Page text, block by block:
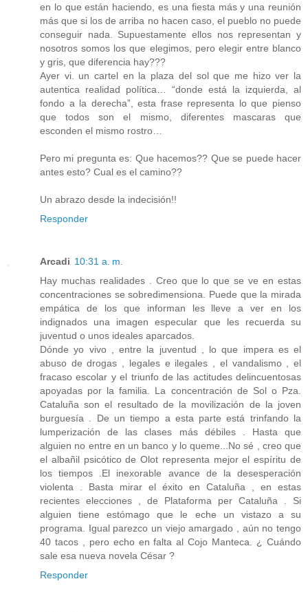
en lo que están haciendo, es una fiesta más y una reunión
más que si los de arriba no hacen caso, el pueblo no puede
conseguir nada. Supuestamente ellos nos representan y
nosotros somos los que elegimos, pero elegir entre blanco
y gris, que diferencia hay???
Ayer vi. un cartel en la plaza del sol que me hizo ver la
autentica realidad política… “donde está la izquierda, al
fondo a la derecha”, esta frase representa lo que pienso
que todos son el mismo, diferentes mascaras que
esconden el mismo rostro…
Pero mi pregunta es: Que hacemos?? Que se puede hacer
antes esto? Cual es el camino??
Un abrazo desde la indecisión!!
Responder
Arcadi 10:31 a. m.
Hay muchas realidades . Creo que lo que se ve en estas
concentraciones se sobredimensiona. Puede que la mirada
empática de los que informan les lleve a ver en los
indignados una imagen especular que les recuerda su
juventud o unos ideales aparcados.
Dónde yo vivo , entre la juventud , lo que impera es el
abuso de drogas , legales e ilegales , el vandalismo , el
fracaso escolar y el triunfo de las actitudes delincuentosas
apoyadas por la familia. La concentración de Sol o Pza.
Cataluña son el resultado de la movilización de la joven
burguesía . De un tiempo a esta parte está trinfando la
lumperización de las clases más débiles . Hasta que
alguien no entre en un banco y lo queme...No sé , creo que
el albañil psicótico de Olot representa mejor el espíritu de
los tiempos .El inexorable avance de la desesperación
violenta . Basta mirar el éxito en Cataluña , en estas
recientes elecciones , de Plataforma per Cataluña . Si
alguien tiene estómago que le eche un vistazo a su
programa. Igual parezco un viejo amargado , aún no tengo
40 tacos , pero echo en falta al Cojo Manteca. ¿ Cuándo
sale esa nueva novela César ?
Responder